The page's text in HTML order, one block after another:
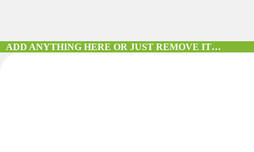
ADD ANYTHING HERE OR JUST REMOVE IT…